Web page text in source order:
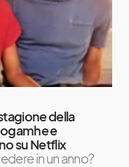
della
e
su Netflix
in un anno?